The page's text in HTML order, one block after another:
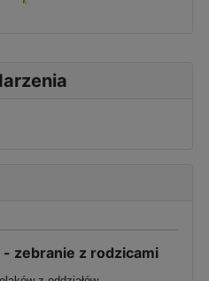
- zebranie z rodzicami